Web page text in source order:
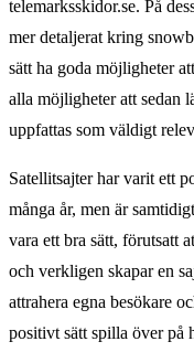
telemarksskidor.se. På
mer detaljerat kring
sätt ha goda möjligheter
alla möjligheter att sedan
uppfattas som väldigt
Satellitsajter har varit ett
många år, men är
vara ett bra sätt, förutsatt
och verkligen skapar en
attrahera egna besökare
positivt sätt spilla över på